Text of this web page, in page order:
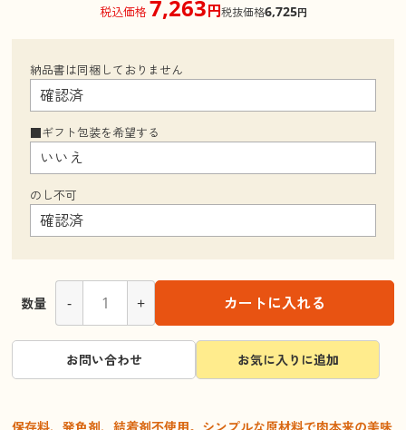
税込価格7,263円税抜価格6,725円
納品書は同梱しておりません
■ギフト包装を希望する
のし不可
数量 - + カートに入れる
お問い合わせ お気に入りに追加